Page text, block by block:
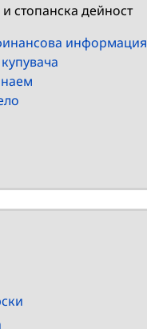
стопанска дейност
информация